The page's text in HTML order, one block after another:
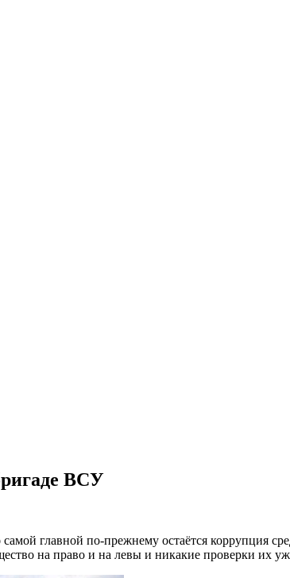
ВСУ
главной по-прежнему остаётся коррупция
на право и на левы и никакие проверки их